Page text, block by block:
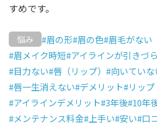
すめです。
悩み #眉の形#眉の色#眉毛がない
#眉メイク時短#アイラインが引きづ
#目力ない#唇（リップ） #向いていな
#唇一生消えない#デメリット#リッ
#アイラインデメリット#3年後#10年
#メンテナンス料金#上手い#安い#口